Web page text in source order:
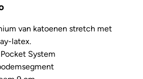
van katoenen stretch met
latex.
System